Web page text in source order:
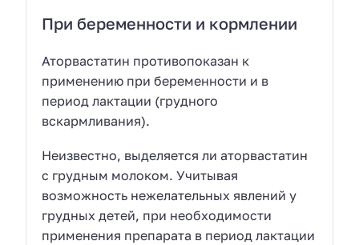
При беременности и кормлении
Аторвастатин противопоказан к
применению при беременности и в
период лактации (грудного
вскармливания).
Неизвестно, выделяется ли аторвастатин
с грудным молоком. Учитывая
возможность нежелательных явлений у
грудных детей, при необходимости
применения препарата в период лактации